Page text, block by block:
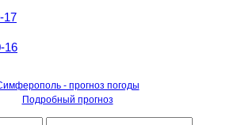
17
16
- прогноз погоды
Подробный прогноз